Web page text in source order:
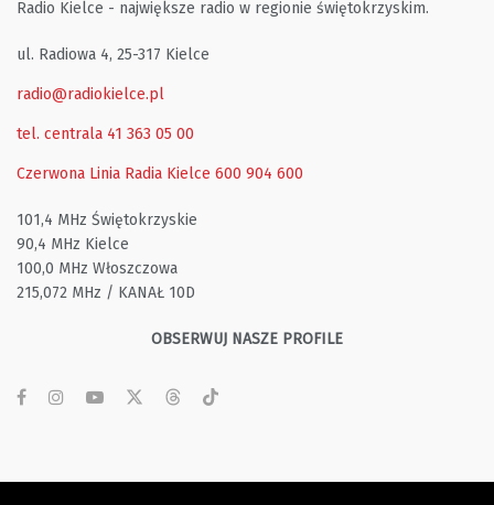
Radio Kielce - największe radio w regionie świętokrzyskim.
ul. Radiowa 4, 25-317 Kielce
radio@radiokielce.pl
tel. centrala 41 363 05 00
Czerwona Linia Radia Kielce 600 904 600
101,4 MHz Świętokrzyskie
90,4 MHz Kielce
100,0 MHz Włoszczowa
215,072 MHz / KANAŁ 10D
OBSERWUJ NASZE PROFILE